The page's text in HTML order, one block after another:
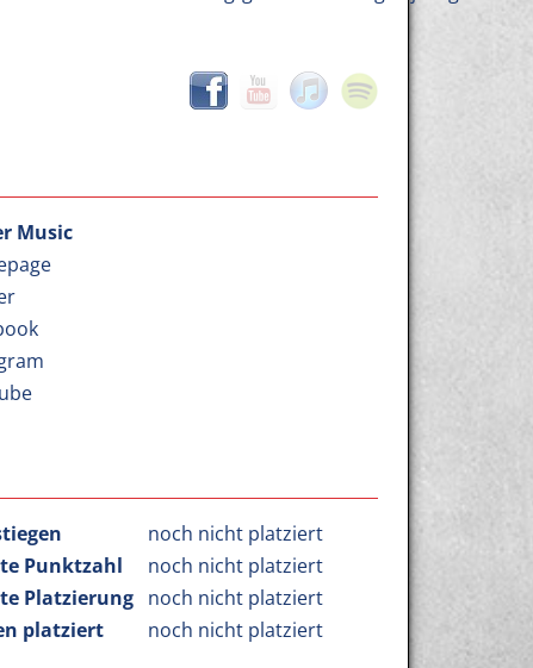
Music
noch nicht platziert
Punktzahl
noch nicht platziert
Platzierung noch nicht platziert
platziert
noch nicht platziert